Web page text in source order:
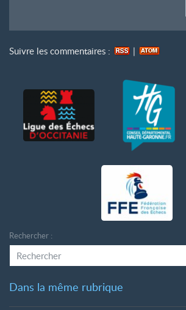
Suivre les commentaires : |
Rechercher :
Dans la même rubrique